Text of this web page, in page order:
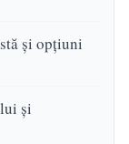
și opțiuni
și